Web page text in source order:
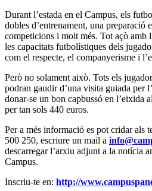
Durant l’estada en el Campus, els
dobles d’entrenament, una preparació
competicions i molt més. Tot açò
les capacitats futbolístiques dels
com el respecte, el companyerisme i
Però no solament això. Tots els
podran gaudir d’una visita guiada per
donar-se un bon capbussó en l’eixida
per tan sols 440 euros.
Per a més informació es pot cridar als
500 250, escriure un mail a
descarregar l’arxiu adjunt a la notícia
Campus.
Inscriu-te en: http://